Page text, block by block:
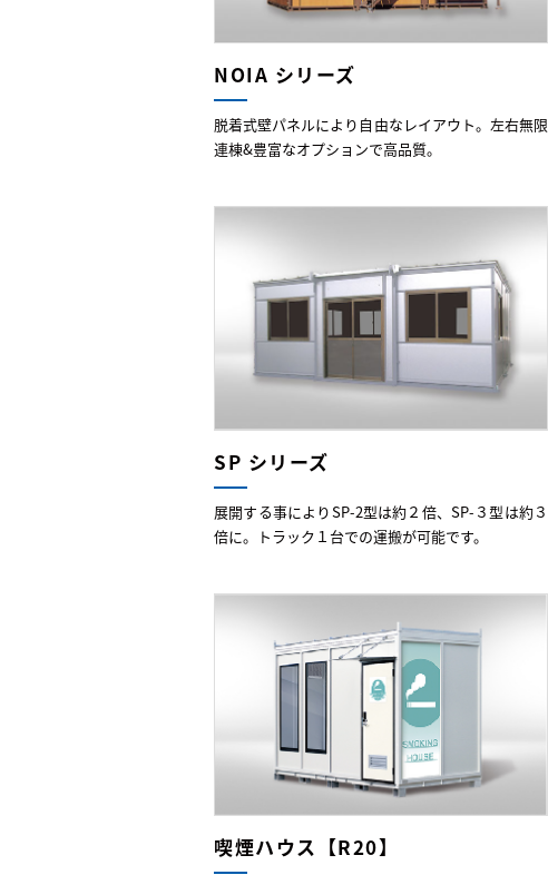
NOIA シリーズ
脱着式壁パネルにより自由なレイアウト。左右無限
連棟&豊富なオプションで高品質。
SP シリーズ
展開する事によりSP-2型は約２倍、SP-３型は約３
倍に。トラック１台での運搬が可能です。
喫煙ハウス【R20】